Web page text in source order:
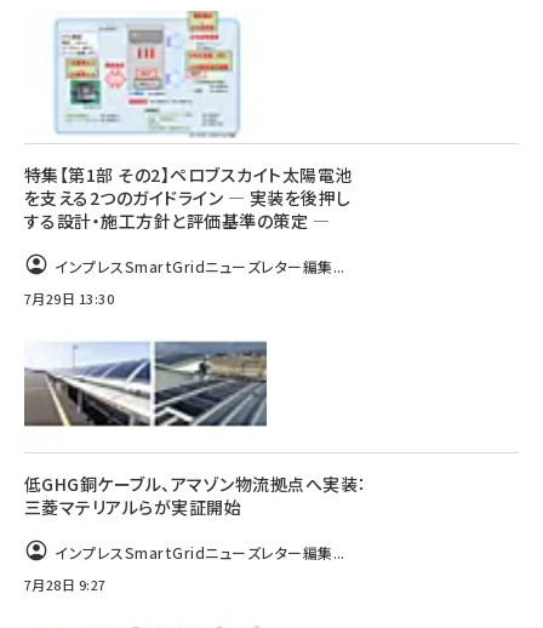
特集【第1部 その2】ペロブスカイト太陽電池
を支える2つのガイドライン ― 実装を後押し
する設計・施工方針と評価基準の策定 ―
インプレスSmartGridニューズレター編集...
7月29日 13:30
低GHG銅ケーブル、アマゾン物流拠点へ実装：
三菱マテリアルらが実証開始
インプレスSmartGridニューズレター編集...
7月28日 9:27